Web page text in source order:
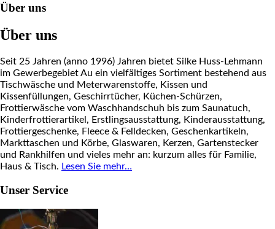
Über uns
Über uns
Seit 25 Jahren (anno 1996) Jahren bietet Silke Huss-Lehmann
im Gewerbegebiet Au ein vielfältiges Sortiment bestehend aus
Tischwäsche und Meterwarenstoffe, Kissen und
Kissenfüllungen, Geschirrtücher, Küchen-Schürzen,
Frottierwäsche vom Waschhandschuh bis zum Saunatuch,
Kinderfrottierartikel, Erstlingsausstattung, Kinderausstattung,
Frottiergeschenke, Fleece & Felldecken, Geschenkartikeln,
Markttaschen und Körbe, Glaswaren, Kerzen, Gartenstecker
und Rankhilfen und vieles mehr an: kurzum alles für Familie,
Haus & Tisch. Lesen Sie mehr…
Unser Service